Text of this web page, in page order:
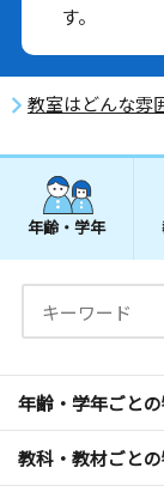
す。
教室はどんな雰
年齢・学年
年齢・学年ごと
教科・教材ごと